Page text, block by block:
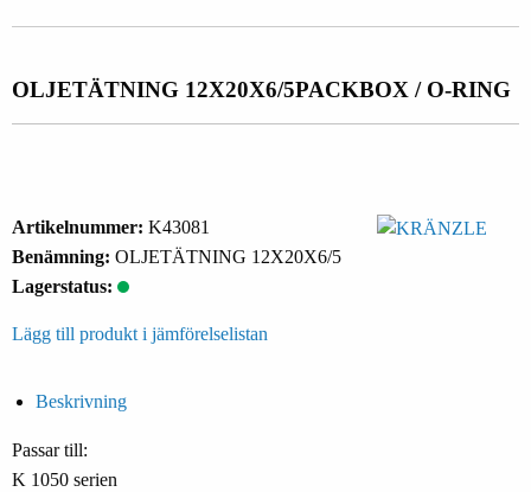
OLJETÄTNING 12X20X6/5PACKBOX / O-RING
Artikelnummer: K43081
Benämning: OLJETÄTNING 12X20X6/5
Lagerstatus:
Lägg till produkt i jämförelselistan
Beskrivning
Passar till:
K 1050 serien